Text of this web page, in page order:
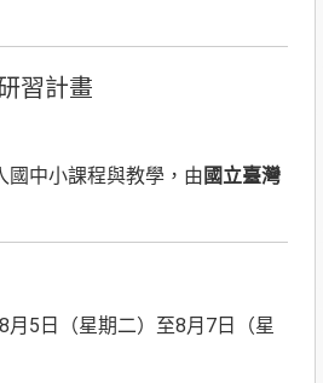
習計畫
國中小課程與教學，由 國立臺灣
月5日（星期二）至8月7日（星